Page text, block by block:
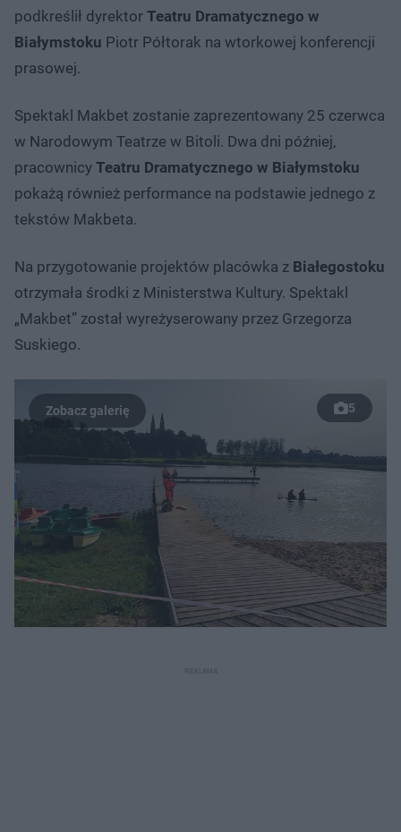
podkreślił dyrektor Teatru Dramatycznego w
Białymstoku Piotr Półtorak na wtorkowej konferencji
prasowej.
Spektakl Makbet zostanie zaprezentowany 25 czerwca
w Narodowym Teatrze w Bitoli. Dwa dni później,
pracownicy Teatru Dramatycznego w Białymstoku
pokażą również performance na podstawie jednego z
tekstów Makbeta.
Na przygotowanie projektów placówka z Białegostoku
otrzymała środki z Ministerstwa Kultury. Spektakl
„Makbet” został wyreżyserowany przez Grzegorza
Suskiego.
5